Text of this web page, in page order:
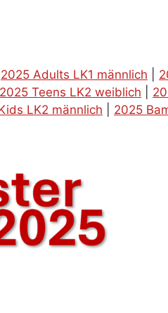
2025 Adults LK1 männlich
2025 Teens LK2 weiblich
LK2 männlich 2025